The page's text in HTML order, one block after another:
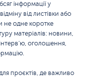
інформації у
від листівки або
не одне коротке
матеріалів: новини,
оголошення,
проєктів, де важливо